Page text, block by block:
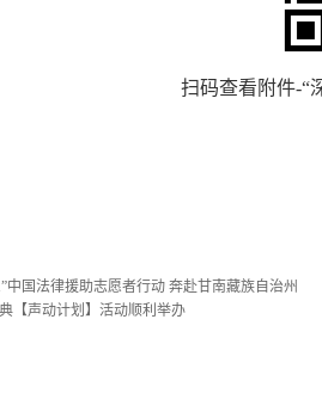
扫码查看附件-“
中国法律援助志愿者行动 奔赴甘南藏族自治州
【声动计划】活动顺利举办